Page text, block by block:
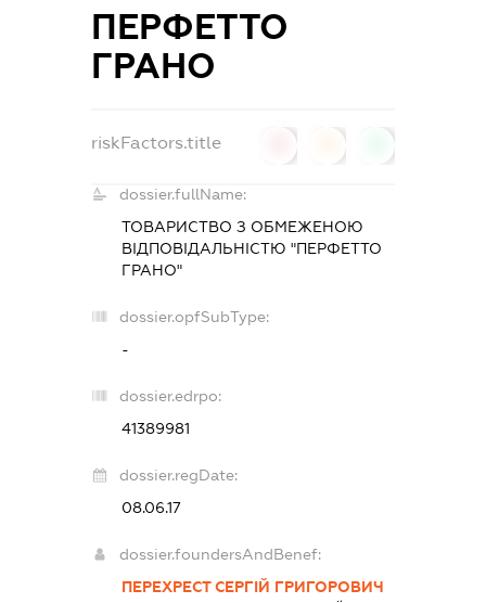
ПЕРФЕТТО
ГРАНО
riskFactors.title
dossier.fullName:
ТОВАРИСТВО З ОБМЕЖЕНОЮ
ВІДПОВІДАЛЬНІСТЮ "ПЕРФЕТТО
ГРАНО"
dossier.opfSubType:
-
dossier.edrpo:
41389981
dossier.regDate:
08.06.17
dossier.foundersAndBenef:
ПЕРЕХРЕСТ СЕРГІЙ ГРИГОРОВИЧ